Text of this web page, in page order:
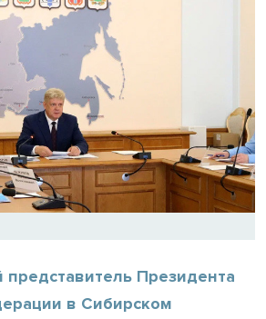
Президента
в Сибирском